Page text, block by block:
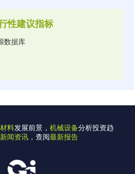
性建议指标
数据库
料发展前景， 机械设备分析投资趋
新闻资讯 ，查阅最新报告